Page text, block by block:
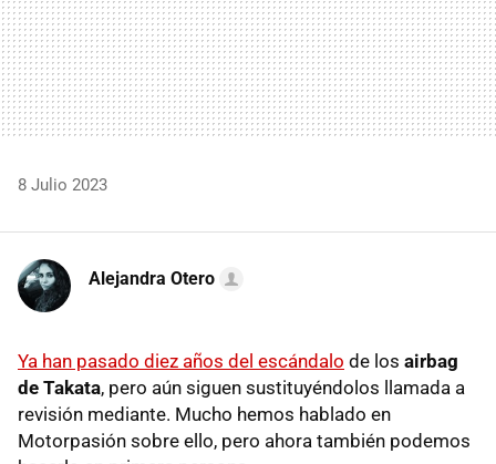
8 Julio 2023
Alejandra Otero
Ya han pasado diez años del escándalo de los airbag
de Takata, pero aún siguen sustituyéndolos llamada a
revisión mediante. Mucho hemos hablado en
Motorpasión sobre ello, pero ahora también podemos